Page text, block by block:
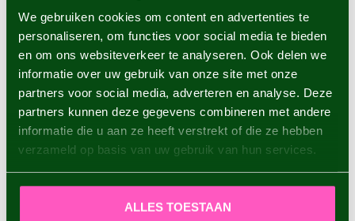
We gebruiken cookies om content en advertenties te
personaliseren, om functies voor social media te bieden
en om ons websiteverkeer te analyseren. Ook delen we
informatie over uw gebruik van onze site met onze
partners voor social media, adverteren en analyse. Deze
partners kunnen deze gegevens combineren met andere
informatie die u aan ze heeft verstrekt of die ze hebben
verzameld op basis van uw gebruik van hun services.
ALLES TOESTAAN
Dahlia Burlesca €4,95
Dahlia Rocco
VU(S) RÉCEMMENT